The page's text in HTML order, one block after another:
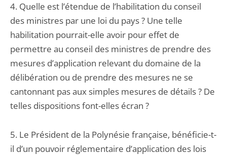
4. Quelle est l’étendue de l’habilitation du conseil
des ministres par une loi du pays ? Une telle
habilitation pourrait-elle avoir pour effet de
permettre au conseil des ministres de prendre des
mesures d’application relevant du domaine de la
délibération ou de prendre des mesures ne se
cantonnant pas aux simples mesures de détails ? De
telles dispositions font-elles écran ?
5. Le Président de la Polynésie française, bénéficie-t-
il d’un pouvoir réglementaire d’application des lois